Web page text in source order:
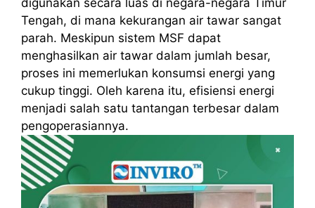
digunakan secara luas di negara-negara Timur
Tengah, di mana kekurangan air tawar sangat
parah. Meskipun sistem MSF dapat
menghasilkan air tawar dalam jumlah besar,
proses ini memerlukan konsumsi energi yang
cukup tinggi. Oleh karena itu, efisiensi energi
menjadi salah satu tantangan terbesar dalam
pengoperasiannya.